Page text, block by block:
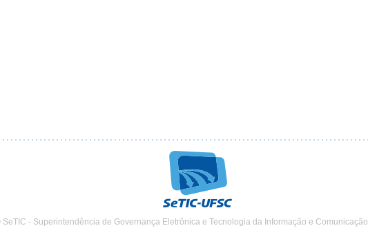
SeTIC - Superintendência de Governança Eletrônica e Tecnologia da Informação e Comunicação